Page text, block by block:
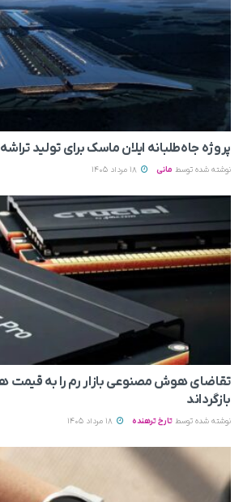
پروژه جاه‌طلبانه ایلان ماسک برای تولید تراشه
نوشته شده توسط مانی
بازگرداند
نوشته شده توسط تارخ ترهنده